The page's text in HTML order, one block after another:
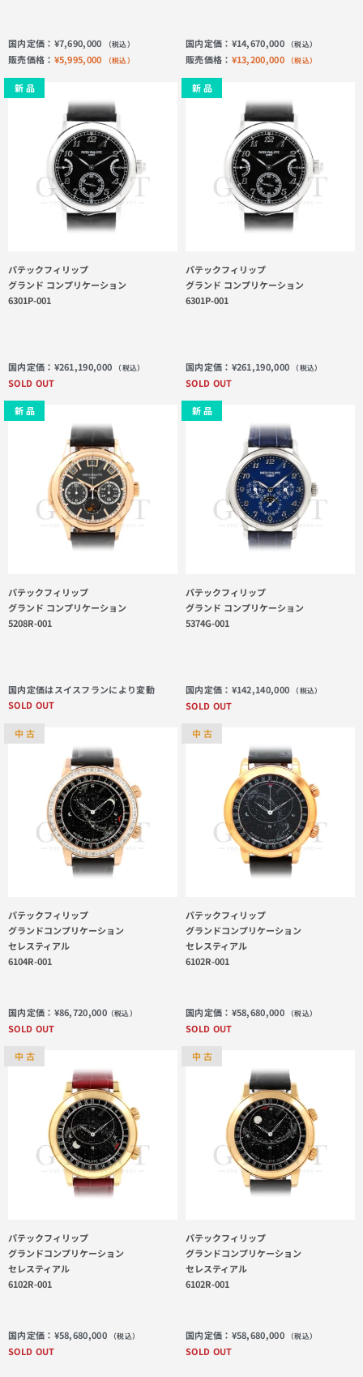
国内定価： ¥7,690,000 （税込）
販売価格： ¥5,995,000 （税込）
国内定価： ¥14,670,000 （税込）
販売価格： ¥13,200,000 （税込）
新 品
パテックフィリップ
グランド コンプリケーション
6301P-001
国内定価： ¥261,190,000 （税込）
SOLD OUT
新 品
パテックフィリップ
グランド コンプリケーション
6301P-001
国内定価： ¥261,190,000 （税込）
SOLD OUT
新 品
パテックフィリップ
グランド コンプリケーション
5208R-001
国内定価はスイスフランにより変動
SOLD OUT
新 品
パテックフィリップ
グランド コンプリケーション
5374G-001
国内定価： ¥142,140,000 （税込）
SOLD OUT
中 古
パテックフィリップ
グランドコンプリケーション
セレスティアル
6104R-001
国内定価： ¥86,720,000（税込）
SOLD OUT
中 古
パテックフィリップ
グランドコンプリケーション
セレスティアル
6102R-001
国内定価： ¥58,680,000 （税込）
SOLD OUT
中 古
パテックフィリップ
グランドコンプリケーション
セレスティアル
6102R-001
国内定価： ¥58,680,000 （税込）
SOLD OUT
中 古
パテックフィリップ
グランドコンプリケーション
セレスティアル
6102R-001
国内定価： ¥58,680,000 （税込）
SOLD OUT